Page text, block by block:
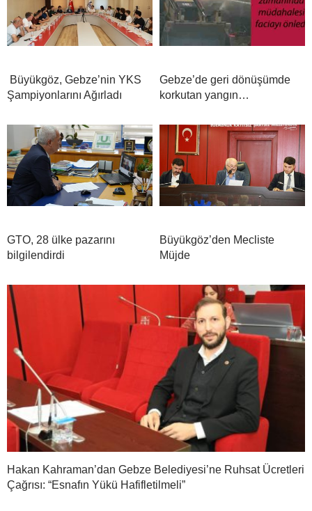
Büyükgöz, Gebze’nin YKS
Şampiyonlarını Ağırladı
Gebze’de geri dönüşümde
korkutan yangın…
GTO, 28 ülke pazarını
bilgilendirdi
Büyükgöz’den Mecliste
Müjde
Hakan Kahraman’dan Gebze Belediyesi’ne Ruhsat Ücretleri
Çağrısı: “Esnafın Yükü Hafifletilmeli”